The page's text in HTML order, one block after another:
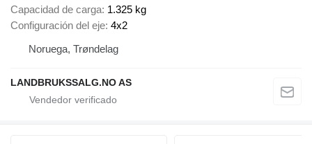
Capacidad de carga 1.325 kg
Configuración del eje 4x2
Noruega, Trøndelag
LANDBRUKSSALG.NO AS